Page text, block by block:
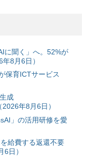
に聞く」へ。52%が
8月6日）
保育ICTサービス
成
年8月6日）
」の活用研修を愛
給費する返還不要
日）